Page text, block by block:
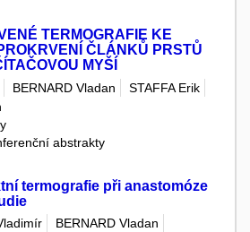
TERMOGRAFIE KE
ČLÁNKŮ PRSTŮ
MYŠÍ
BERNARD Vladan
STAFFA Erik
abstrakty
termografie při anastomóze
BERNARD Vladan